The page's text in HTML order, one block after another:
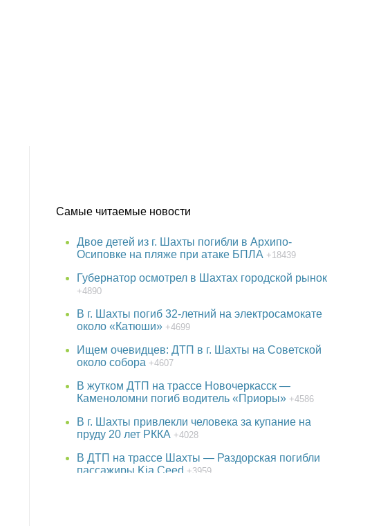
Самые читаемые новости
Двое детей из г. Шахты погибли в Архипо-
Осиповке на пляже при атаке БПЛА +18439
Губернатор осмотрел в Шахтах городской рынок
+4890
В г. Шахты погиб 32-летний на электросамокате
около «Катюши» +4699
Ищем очевидцев: ДТП в г. Шахты на Советской
около собора +4607
В жутком ДТП на трассе Новочеркасск —
Каменоломни погиб водитель «Приоры» +4586
В г. Шахты привлекли человека за купание на
пруду 20 лет РККА +4028
В ДТП на трассе Шахты — Раздорская погибли
пассажиры Kia Ceed +3959